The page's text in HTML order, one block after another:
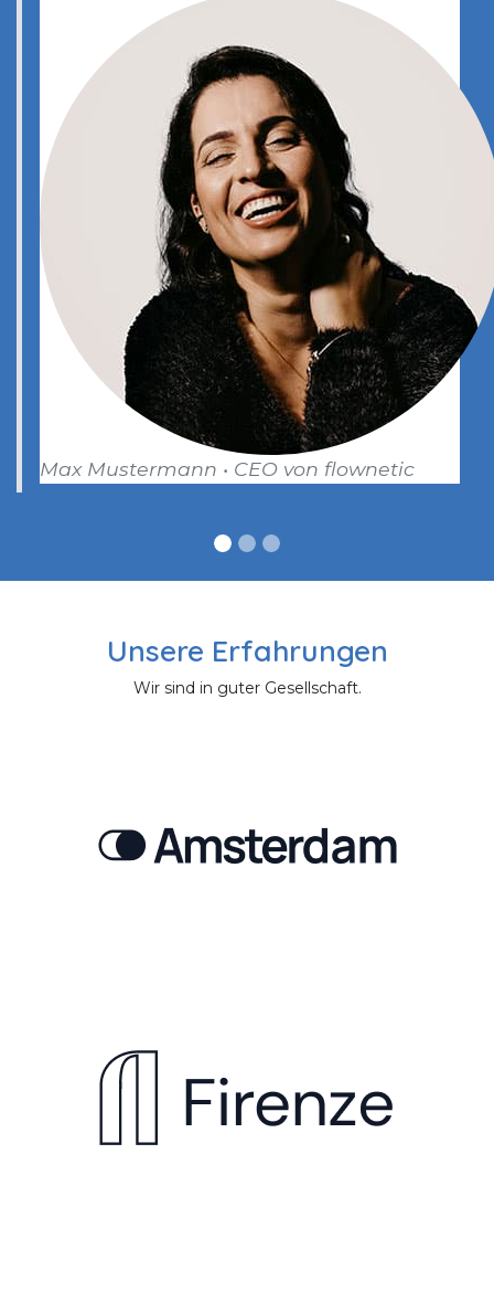
Max Mustermann • CEO von flownetic
Unsere Erfahrungen
Wir sind in guter Gesellschaft.